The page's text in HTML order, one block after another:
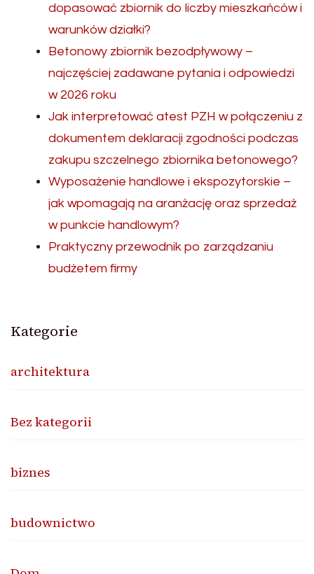
dopasować zbiornik do liczby mieszkańców i
warunków działki?
Betonowy zbiornik bezodpływowy –
najczęściej zadawane pytania i odpowiedzi
w 2026 roku
Jak interpretować atest PZH w połączeniu z
dokumentem deklaracji zgodności podczas
zakupu szczelnego zbiornika betonowego?
Wyposażenie handlowe i ekspozytorskie –
jak wpomagają na aranżację oraz sprzedaż
w punkcie handlowym?
Praktyczny przewodnik po zarządzaniu
budżetem firmy
Kategorie
architektura
Bez kategorii
biznes
budownictwo